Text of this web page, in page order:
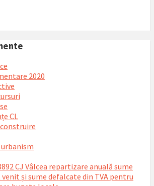
2020
CL
CJ Vâlcea repartizare anuală sume
și sume defalcate din TVA pentru